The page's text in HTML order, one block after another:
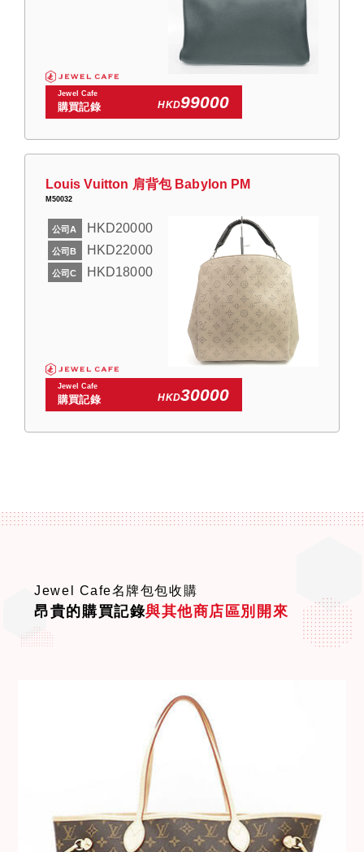
Jewel Cafe
購買記錄 HKD99000
Louis Vuitton 肩背包 Babylon PM
M50032
公司A HKD20000
公司B HKD22000
公司C HKD18000
Jewel Cafe
購買記錄 HKD30000
Jewel Cafe名牌包包收購
昂貴的購買記錄與其他商店區別開來